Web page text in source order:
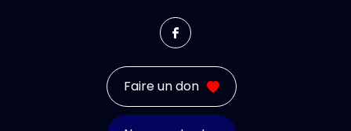
Faire un don